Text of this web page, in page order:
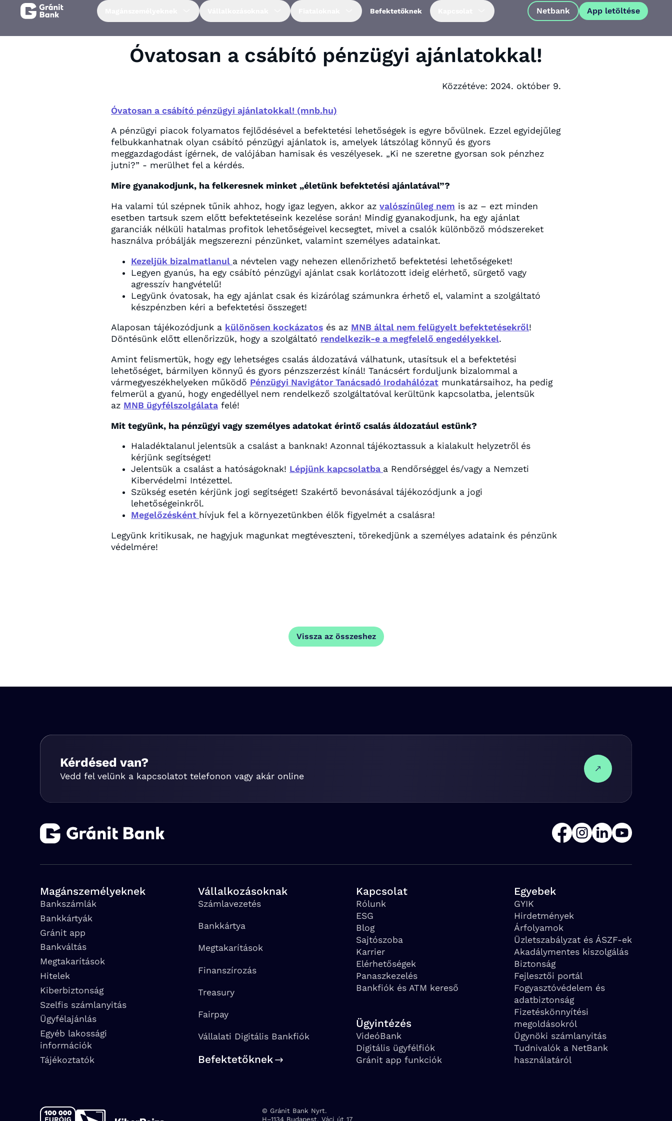
Befektetőknek Netbank App letöltése
Óvatosan a csábító pénzügyi ajánlatokkal!
Közzétéve: 2024. október 9.
Óvatosan a csábító pénzügyi ajánlatokkal! (mnb.hu)
A pénzügyi piacok folyamatos fejlődésével a befektetési lehetőségek is egyre bővülnek. Ezzel egyidejűleg
felbukkanhatnak olyan csábító pénzügyi ajánlatok is, amelyek látszólag könnyű és gyors
meggazdagodást ígérnek, de valójában hamisak és veszélyesek. „Ki ne szeretne gyorsan sok pénzhez
jutni?” - merülhet fel a kérdés.
Mire gyanakodjunk, ha felkeresnek minket „életünk befektetési ajánlatával”?
Ha valami túl szépnek tűnik ahhoz, hogy igaz legyen, akkor az valószínűleg nem is az – ezt minden
esetben tartsuk szem előtt befektetéseink kezelése során! Mindig gyanakodjunk, ha egy ajánlat
garanciák nélküli hatalmas profitok lehetőségeivel kecsegtet, mivel a csalók különböző módszereket
használva próbálják megszerezni pénzünket, valamint személyes adatainkat.
Kezeljük bizalmatlanul a névtelen vagy nehezen ellenőrizhető befektetési lehetőségeket!
Legyen gyanús, ha egy csábító pénzügyi ajánlat csak korlátozott ideig elérhető, sürgető vagy
agresszív hangvételű!
Legyünk óvatosak, ha egy ajánlat csak és kizárólag számunkra érhető el, valamint a szolgáltató
készpénzben kéri a befektetési összeget!
Alaposan tájékozódjunk a különösen kockázatos és az MNB által nem felügyelt befektetésekről!
Döntésünk előtt ellenőrizzük, hogy a szolgáltató rendelkezik-e a megfelelő engedélyekkel.
Amint felismertük, hogy egy lehetséges csalás áldozatává válhatunk, utasítsuk el a befektetési
lehetőséget, bármilyen könnyű és gyors pénzszerzést kínál! Tanácsért forduljunk bizalommal a
vármegyeszékhelyeken működő Pénzügyi Navigátor Tanácsadó Irodahálózat munkatársaihoz, ha pedig
felmerül a gyanú, hogy engedéllyel nem rendelkező szolgáltatóval kerültünk kapcsolatba, jelentsük
az MNB ügyfélszolgálata felé!
Mit tegyünk, ha pénzügyi vagy személyes adatokat érintő csalás áldozatául estünk?
Haladéktalanul jelentsük a csalást a banknak! Azonnal tájékoztassuk a kialakult helyzetről és
kérjünk segítséget!
Jelentsük a csalást a hatóságoknak! Lépjünk kapcsolatba a Rendőrséggel és/vagy a Nemzeti
Kibervédelmi Intézettel.
Szükség esetén kérjünk jogi segítséget! Szakértő bevonásával tájékozódjunk a jogi
lehetőségeinkről.
Megelőzésként hívjuk fel a környezetünkben élők figyelmét a csalásra!
Legyünk kritikusak, ne hagyjuk magunkat megtéveszteni, törekedjünk a személyes adataink és pénzünk
védelmére!
Vissza az összeshez
Kérdésed van?
Vedd fel velünk a kapcsolatot telefonon vagy akár online
Magánszemélyeknek
Bankszámlák
Bankkártyák
Gránit app
Bankváltás
Megtakarítások
Hitelek
Kiberbiztonság
Szelfis számlanyitás
Ügyfélajánlás
Egyéb lakossági
információk
Tájékoztatók
Vállalkozásoknak
Számlavezetés
Bankkártya
Megtakarítások
Finanszírozás
Treasury
Fairpay
Vállalati Digitális Bankfiók
Befektetőknek
Kapcsolat
Rólunk
ESG
Blog
Sajtószoba
Karrier
Elérhetőségek
Panaszkezelés
Bankfiók és ATM kereső
Ügyintézés
VideóBank
Digitális ügyfélfiók
Gránit app funkciók
Egyebek
GYIK
Hirdetmények
Árfolyamok
Üzletszabályzat és ÁSZF-ek
Akadálymentes kiszolgálás
Biztonság
Fejlesztői portál
Fogyasztóvédelem és
adatbiztonság
Fizetéskönnyítési
megoldásokról
Ügynöki számlanyitás
Tudnivalók a NetBank
használatáról
© Gránit Bank Nyrt.
Cím:
H–1134 Budapest, Váci út 17